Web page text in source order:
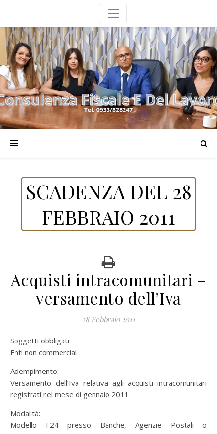
SCADENZA DEL 28
FEBBRAIO 2011
Acquisti intracomunitari –
versamento dell’Iva
28 Febbraio 2011
Soggetti obbligati:
Enti non commerciali
Adempimento:
Versamento dell’Iva relativa agli acquisti intracomunitari
registrati nel mese di gennaio 2011
Modalità:
Modello F24 presso Banche, Agenzie Postali o